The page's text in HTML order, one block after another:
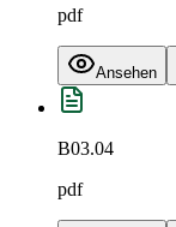
pdf
Ansehen
B03.04
pdf